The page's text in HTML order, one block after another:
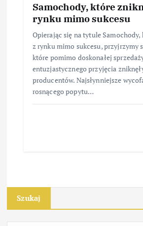
Samochody, które
rynku mimo sukcesu
Opierając się na tytule Samochody,
z rynku mimo sukcesu, przyjrzymy
które pomimo doskonałej
entuzjastycznego przyjęcia
producentów. Najsłynniejsze
rosnącego popytu…
Szukaj